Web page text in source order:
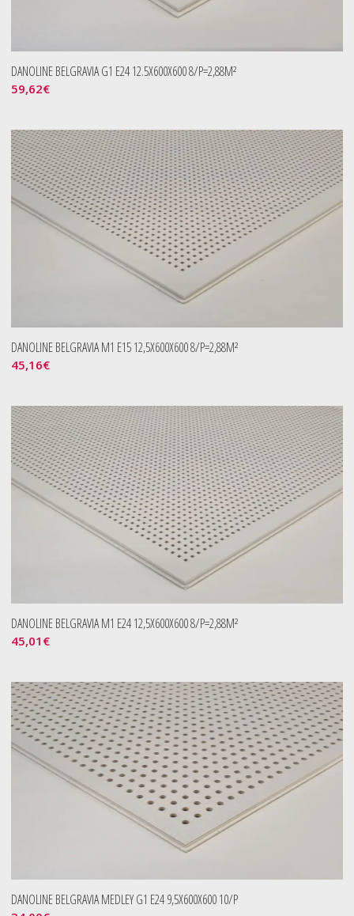
DANOLINE BELGRAVIA G1 E24 12.5X600X600 8/P=2,88M²
59,62€
DANOLINE BELGRAVIA M1 E15 12,5X600X600 8/P=2,88M²
45,16€
DANOLINE BELGRAVIA M1 E24 12,5X600X600 8/P=2,88M²
45,01 €
DANOLINE BELGRAVIA MEDLEY G1 E24 9,5X600X600 10/P